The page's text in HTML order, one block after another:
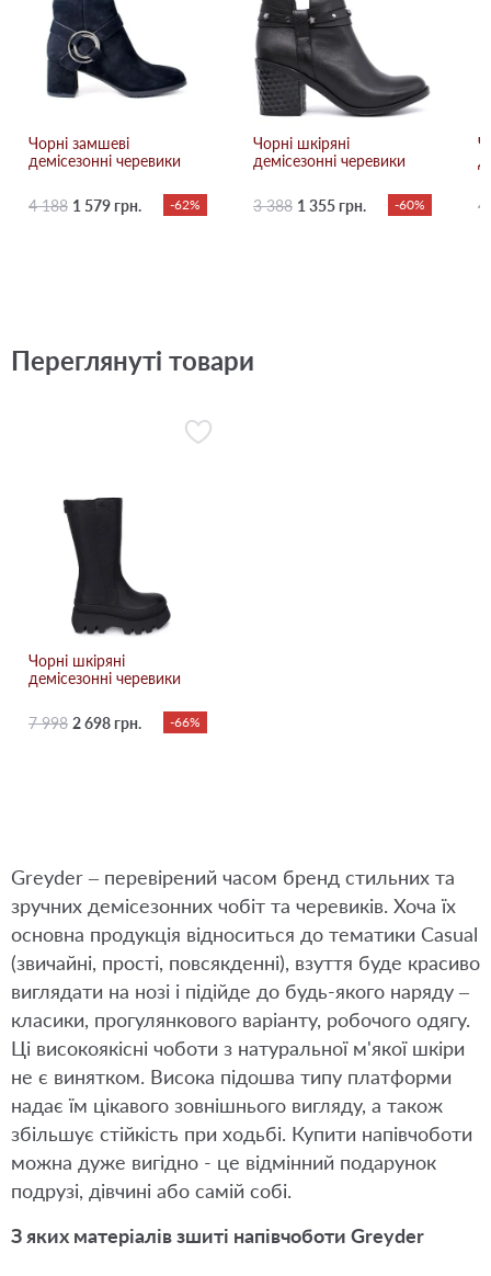
Чорні замшеві
демісезонні черевики
4 188 1 579 грн. -62%
Чорні шкіряні
демісезонні черевики
3 388 1 355 грн. -60% 4
Переглянуті товари
Чорні шкіряні
демісезонні черевики
7 998 2 698 грн. -66%
Greyder – перевірений часом бренд стильних та
зручних демісезонних чобіт та черевиків. Хоча їх
основна продукція відноситься до тематики Casual
(звичайні, прості, повсякденні), взуття буде красиво
виглядати на нозі і підійде до будь-якого наряду –
класики, прогулянкового варіанту, робочого одягу.
Ці високоякісні чоботи з натуральної м'якої шкіри
не є винятком. Висока підошва типу платформи
надає їм цікавого зовнішнього вигляду, а також
збільшує стійкість при ходьбі. Купити напівчоботи
можна дуже вигідно - це відмінний подарунок
подрузі, дівчині або самій собі.
З яких матеріалів зшиті напівчоботи Greyder